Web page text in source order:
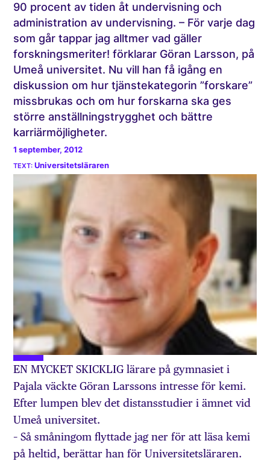
90 procent av tiden åt undervisning och
administration av undervisning. – För varje dag
som går tappar jag alltmer vad gäller
forskningsmeriter! förklarar Göran Larsson, på
Umeå universitet. Nu vill han få igång en
diskussion om hur tjänstekategorin ”forskare”
missbrukas och om hur forskarna ska ges
större anställningstrygghet och bättre
karriärmöjligheter.
1 september, 2012
Universitetsläraren
EN MYCKET SKICKLIG lärare på gymnasiet i
Pajala väckte Göran Larssons intresse för kemi.
Efter lumpen blev det distansstudier i ämnet vid
Umeå universitet.
– Så småningom flyttade jag ner för att läsa kemi
på heltid, berättar han för Universitetsläraren.